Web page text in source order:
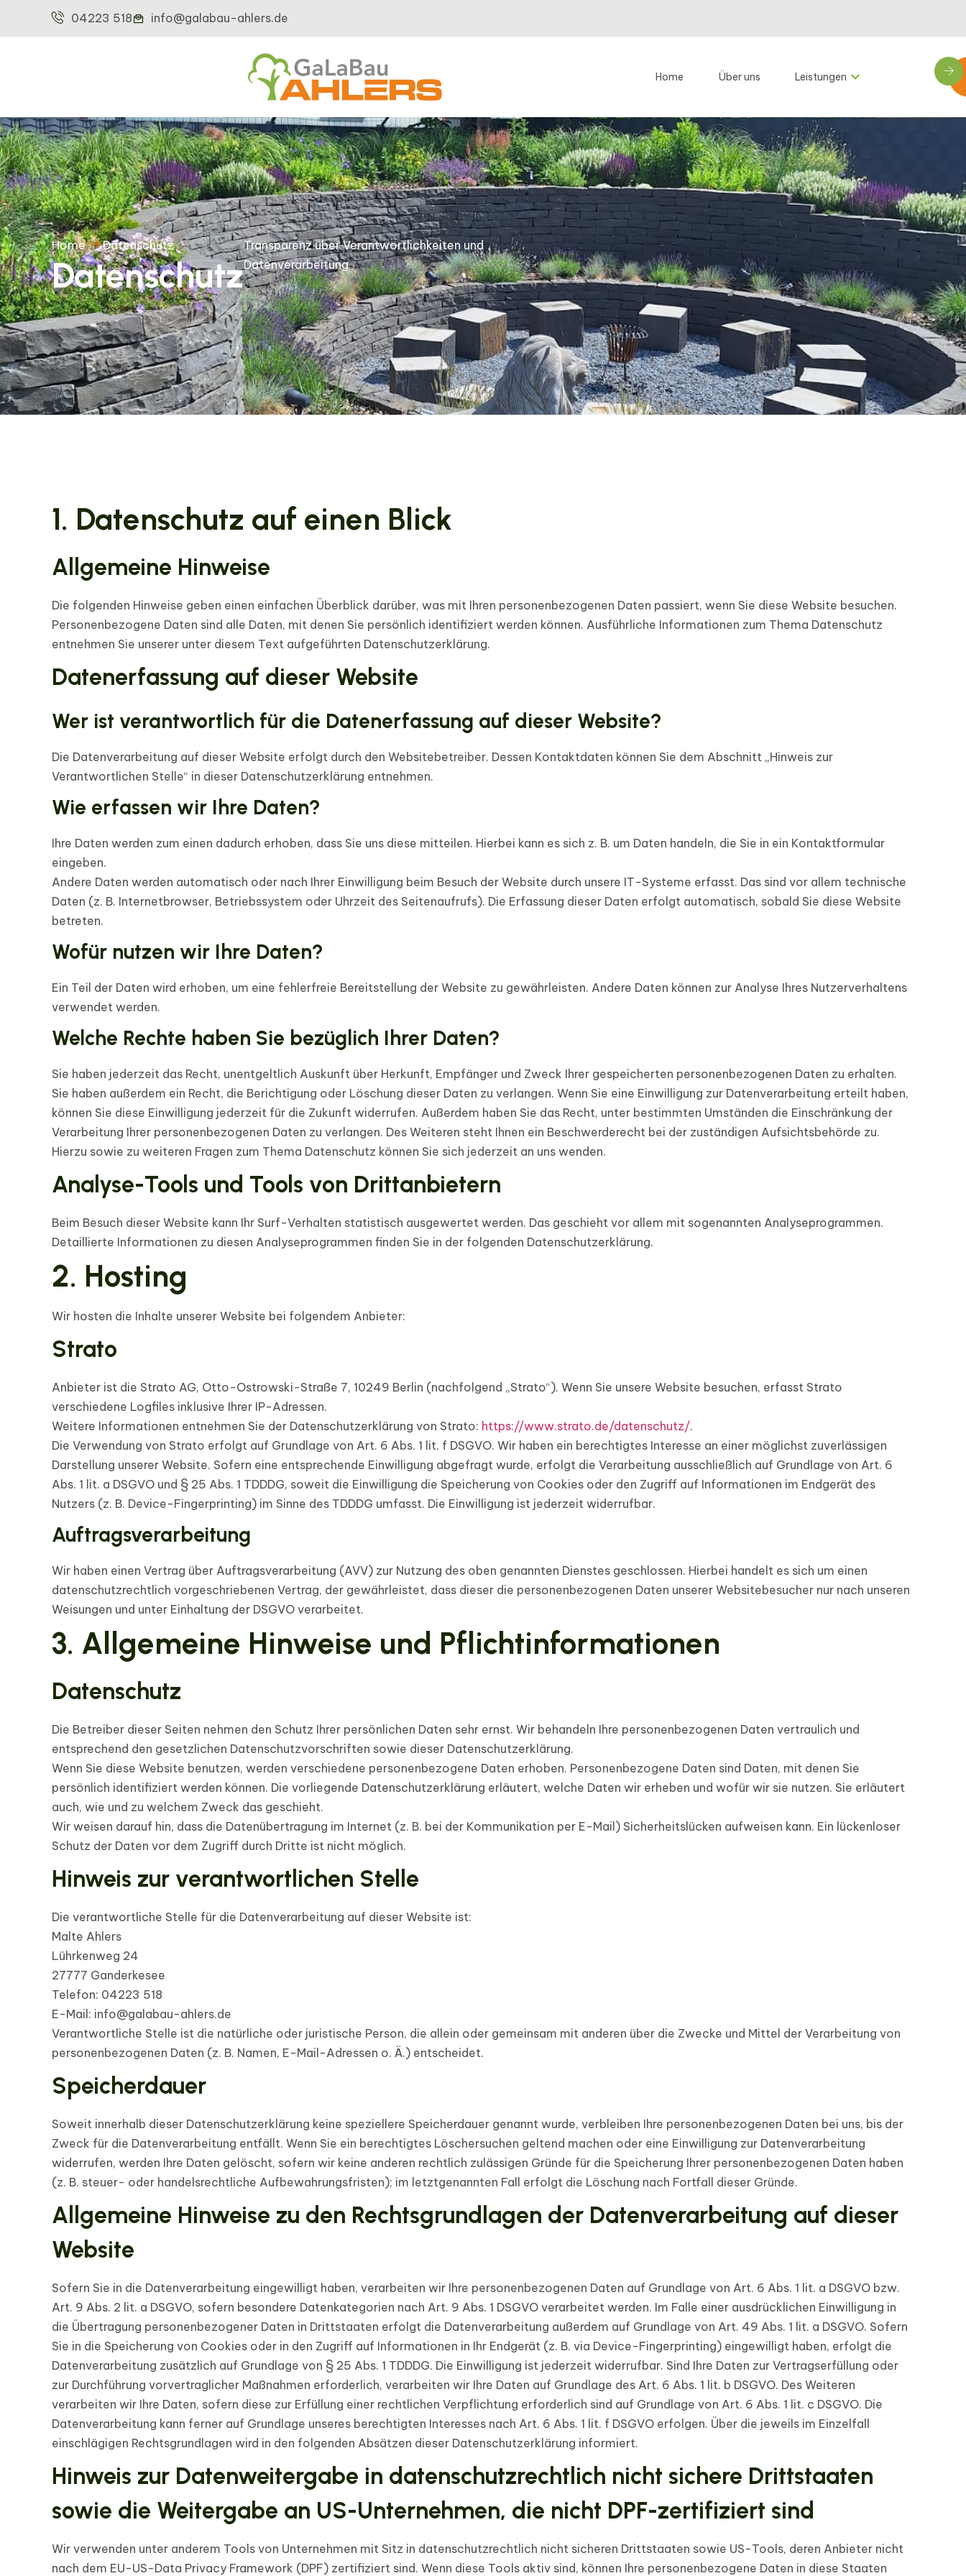
04223 518 info@galabau-ahlers.de
Home Über uns Leistungen
Home Datenschutz
Datenschutz
Transparenz über Verantwortlichkeiten und
Datenverarbeitung
1. Datenschutz auf einen Blick
Allgemeine Hinweise
Die folgenden Hinweise geben einen einfachen Überblick darüber, was mit Ihren personenbezogenen Daten passiert, wenn Sie diese Website besuchen.
Personenbezogene Daten sind alle Daten, mit denen Sie persönlich identifiziert werden können. Ausführliche Informationen zum Thema Datenschutz
entnehmen Sie unserer unter diesem Text aufgeführten Datenschutzerklärung.
Datenerfassung auf dieser Website
Wer ist verantwortlich für die Datenerfassung auf dieser Website?
Die Datenverarbeitung auf dieser Website erfolgt durch den Websitebetreiber. Dessen Kontaktdaten können Sie dem Abschnitt „Hinweis zur
Verantwortlichen Stelle“ in dieser Datenschutzerklärung entnehmen.
Wie erfassen wir Ihre Daten?
Ihre Daten werden zum einen dadurch erhoben, dass Sie uns diese mitteilen. Hierbei kann es sich z. B. um Daten handeln, die Sie in ein Kontaktformular
eingeben.
Andere Daten werden automatisch oder nach Ihrer Einwilligung beim Besuch der Website durch unsere IT-Systeme erfasst. Das sind vor allem technische
Daten (z. B. Internetbrowser, Betriebssystem oder Uhrzeit des Seitenaufrufs). Die Erfassung dieser Daten erfolgt automatisch, sobald Sie diese Website
betreten.
Wofür nutzen wir Ihre Daten?
Ein Teil der Daten wird erhoben, um eine fehlerfreie Bereitstellung der Website zu gewährleisten. Andere Daten können zur Analyse Ihres Nutzerverhaltens
verwendet werden.
Welche Rechte haben Sie bezüglich Ihrer Daten?
Sie haben jederzeit das Recht, unentgeltlich Auskunft über Herkunft, Empfänger und Zweck Ihrer gespeicherten personenbezogenen Daten zu erhalten.
Sie haben außerdem ein Recht, die Berichtigung oder Löschung dieser Daten zu verlangen. Wenn Sie eine Einwilligung zur Datenverarbeitung erteilt haben,
können Sie diese Einwilligung jederzeit für die Zukunft widerrufen. Außerdem haben Sie das Recht, unter bestimmten Umständen die Einschränkung der
Verarbeitung Ihrer personenbezogenen Daten zu verlangen. Des Weiteren steht Ihnen ein Beschwerderecht bei der zuständigen Aufsichtsbehörde zu.
Hierzu sowie zu weiteren Fragen zum Thema Datenschutz können Sie sich jederzeit an uns wenden.
Analyse-Tools und Tools von Dritt­anbietern
Beim Besuch dieser Website kann Ihr Surf-Verhalten statistisch ausgewertet werden. Das geschieht vor allem mit sogenannten Analyseprogrammen.
Detaillierte Informationen zu diesen Analyseprogrammen finden Sie in der folgenden Datenschutzerklärung.
2. Hosting
Wir hosten die Inhalte unserer Website bei folgendem Anbieter:
Strato
Anbieter ist die Strato AG, Otto-Ostrowski-Straße 7, 10249 Berlin (nachfolgend „Strato“). Wenn Sie unsere Website besuchen, erfasst Strato
verschiedene Logfiles inklusive Ihrer IP-Adressen.
Weitere Informationen entnehmen Sie der Datenschutzerklärung von Strato: https://www.strato.de/datenschutz/.
Die Verwendung von Strato erfolgt auf Grundlage von Art. 6 Abs. 1 lit. f DSGVO. Wir haben ein berechtigtes Interesse an einer möglichst zuverlässigen
Darstellung unserer Website. Sofern eine entsprechende Einwilligung abgefragt wurde, erfolgt die Verarbeitung ausschließlich auf Grundlage von Art. 6
Abs. 1 lit. a DSGVO und § 25 Abs. 1 TDDDG, soweit die Einwilligung die Speicherung von Cookies oder den Zugriff auf Informationen im Endgerät des
Nutzers (z. B. Device-Fingerprinting) im Sinne des TDDDG umfasst. Die Einwilligung ist jederzeit widerrufbar.
Auftragsverarbeitung
Wir haben einen Vertrag über Auftragsverarbeitung (AVV) zur Nutzung des oben genannten Dienstes geschlossen. Hierbei handelt es sich um einen
datenschutzrechtlich vorgeschriebenen Vertrag, der gewährleistet, dass dieser die personenbezogenen Daten unserer Websitebesucher nur nach unseren
Weisungen und unter Einhaltung der DSGVO verarbeitet.
3. Allgemeine Hinweise und Pflicht­informationen
Datenschutz
Die Betreiber dieser Seiten nehmen den Schutz Ihrer persönlichen Daten sehr ernst. Wir behandeln Ihre personenbezogenen Daten vertraulich und
entsprechend den gesetzlichen Datenschutzvorschriften sowie dieser Datenschutzerklärung.
Wenn Sie diese Website benutzen, werden verschiedene personenbezogene Daten erhoben. Personenbezogene Daten sind Daten, mit denen Sie
persönlich identifiziert werden können. Die vorliegende Datenschutzerklärung erläutert, welche Daten wir erheben und wofür wir sie nutzen. Sie erläutert
auch, wie und zu welchem Zweck das geschieht.
Wir weisen darauf hin, dass die Datenübertragung im Internet (z. B. bei der Kommunikation per E-Mail) Sicherheitslücken aufweisen kann. Ein lückenloser
Schutz der Daten vor dem Zugriff durch Dritte ist nicht möglich.
Hinweis zur verantwortlichen Stelle
Die verantwortliche Stelle für die Datenverarbeitung auf dieser Website ist:
Malte Ahlers
Lührkenweg 24
27777 Ganderkesee
Telefon: 04223 518
E-Mail: info@galabau-ahlers.de
Verantwortliche Stelle ist die natürliche oder juristische Person, die allein oder gemeinsam mit anderen über die Zwecke und Mittel der Verarbeitung von
personenbezogenen Daten (z. B. Namen, E-Mail-Adressen o. Ä.) entscheidet.
Speicherdauer
Soweit innerhalb dieser Datenschutzerklärung keine speziellere Speicherdauer genannt wurde, verbleiben Ihre personenbezogenen Daten bei uns, bis der
Zweck für die Datenverarbeitung entfällt. Wenn Sie ein berechtigtes Löschersuchen geltend machen oder eine Einwilligung zur Datenverarbeitung
widerrufen, werden Ihre Daten gelöscht, sofern wir keine anderen rechtlich zulässigen Gründe für die Speicherung Ihrer personenbezogenen Daten haben
(z. B. steuer- oder handelsrechtliche Aufbewahrungsfristen); im letztgenannten Fall erfolgt die Löschung nach Fortfall dieser Gründe.
Allgemeine Hinweise zu den Rechtsgrundlagen der Datenverarbeitung auf dieser
Website
Sofern Sie in die Datenverarbeitung eingewilligt haben, verarbeiten wir Ihre personenbezogenen Daten auf Grundlage von Art. 6 Abs. 1 lit. a DSGVO bzw.
Art. 9 Abs. 2 lit. a DSGVO, sofern besondere Datenkategorien nach Art. 9 Abs. 1 DSGVO verarbeitet werden. Im Falle einer ausdrücklichen Einwilligung in
die Übertragung personenbezogener Daten in Drittstaaten erfolgt die Datenverarbeitung außerdem auf Grundlage von Art. 49 Abs. 1 lit. a DSGVO. Sofern
Sie in die Speicherung von Cookies oder in den Zugriff auf Informationen in Ihr Endgerät (z. B. via Device-Fingerprinting) eingewilligt haben, erfolgt die
Datenverarbeitung zusätzlich auf Grundlage von § 25 Abs. 1 TDDDG. Die Einwilligung ist jederzeit widerrufbar. Sind Ihre Daten zur Vertragserfüllung oder
zur Durchführung vorvertraglicher Maßnahmen erforderlich, verarbeiten wir Ihre Daten auf Grundlage des Art. 6 Abs. 1 lit. b DSGVO. Des Weiteren
verarbeiten wir Ihre Daten, sofern diese zur Erfüllung einer rechtlichen Verpflichtung erforderlich sind auf Grundlage von Art. 6 Abs. 1 lit. c DSGVO. Die
Datenverarbeitung kann ferner auf Grundlage unseres berechtigten Interesses nach Art. 6 Abs. 1 lit. f DSGVO erfolgen. Über die jeweils im Einzelfall
einschlägigen Rechtsgrundlagen wird in den folgenden Absätzen dieser Datenschutzerklärung informiert.
Hinweis zur Datenweitergabe in datenschutzrechtlich nicht sichere Drittstaaten
sowie die Weitergabe an US-Unternehmen, die nicht DPF-zertifiziert sind
Wir verwenden unter anderem Tools von Unternehmen mit Sitz in datenschutzrechtlich nicht sicheren Drittstaaten sowie US-Tools, deren Anbieter nicht
nach dem EU-US-Data Privacy Framework (DPF) zertifiziert sind. Wenn diese Tools aktiv sind, können Ihre personenbezogene Daten in diese Staaten